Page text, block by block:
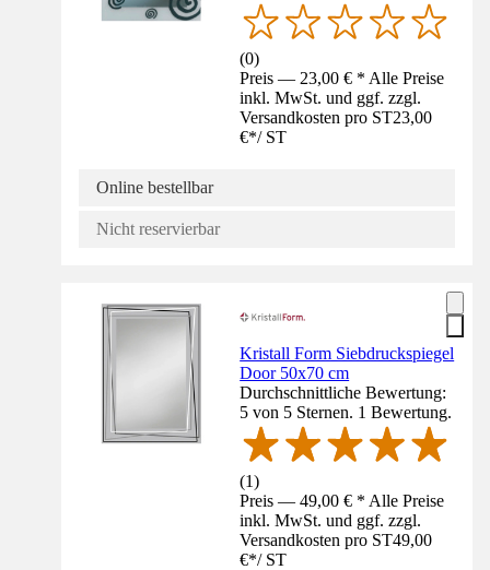
(0)
Preis — 23,00 € * Alle Preise
inkl. MwSt. und ggf. zzgl.
Versandkosten pro ST23,00
€*/ ST
Online bestellbar
Nicht reservierbar
Kristall Form Siebdruckspiegel
Door 50x70 cm
Durchschnittliche Bewertung:
5 von 5 Sternen. 1 Bewertung.
(1)
Preis — 49,00 € * Alle Preise
inkl. MwSt. und ggf. zzgl.
Versandkosten pro ST49,00
€*/ ST